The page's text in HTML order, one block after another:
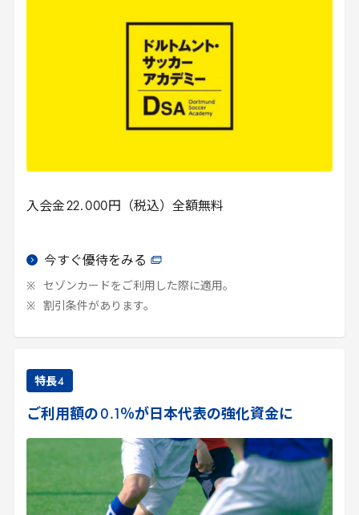
入会金22.000円（税込）全額無料
今すぐ優待をみる
セゾンカードをご利用した際に適用。
割引条件があります。
特長4
ご利用額の0. ％が日本代表の強化資金に